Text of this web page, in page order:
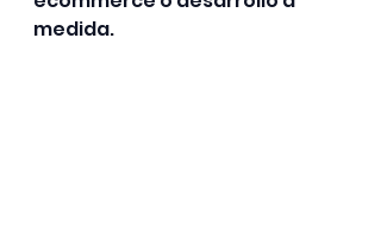
medida.